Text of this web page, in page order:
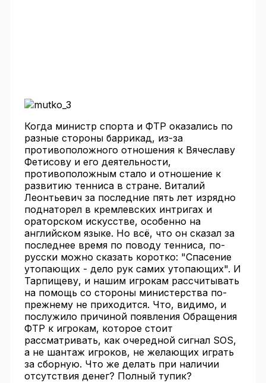
Когда министр спорта и ФТР оказались по
разные стороны баррикад, из-за
противоположного отношения к Вячеславу
Фетисову и его деятельности,
противоположным стало и отношение к
развитию тенниса в стране. Виталий
Леонтьевич за последние пять лет изрядно
поднаторел в кремлевских интригах и
ораторском искусстве, особенно на
английском языке. Но всё, что он сказал за
последнее время по поводу тенниса, по-
русски можно сказать коротко: "Спасение
утопающих - дело рук самих утопающих". И
Тарпищеву, и нашим игрокам рассчитывать
на помощь со стороны министерства по-
прежнему не приходится. Что, видимо, и
послужило причиной появления Обращения
ФТР к игрокам, которое стоит
рассматривать, как очередной сигнал SОS,
а не шантаж игроков, не желающих играть
за сборную. Что же делать при наличии
отсутствия денег? Полный тупик?